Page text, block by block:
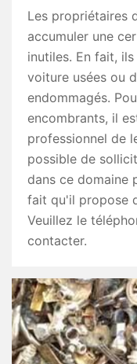
Les propriétaires
accumuler une
inutiles. En fait,
voiture usées ou
endommagés.
encombrants, il
professionnel de
possible de
dans ce domaine
fait qu'il propose
Veuillez le
contacter.